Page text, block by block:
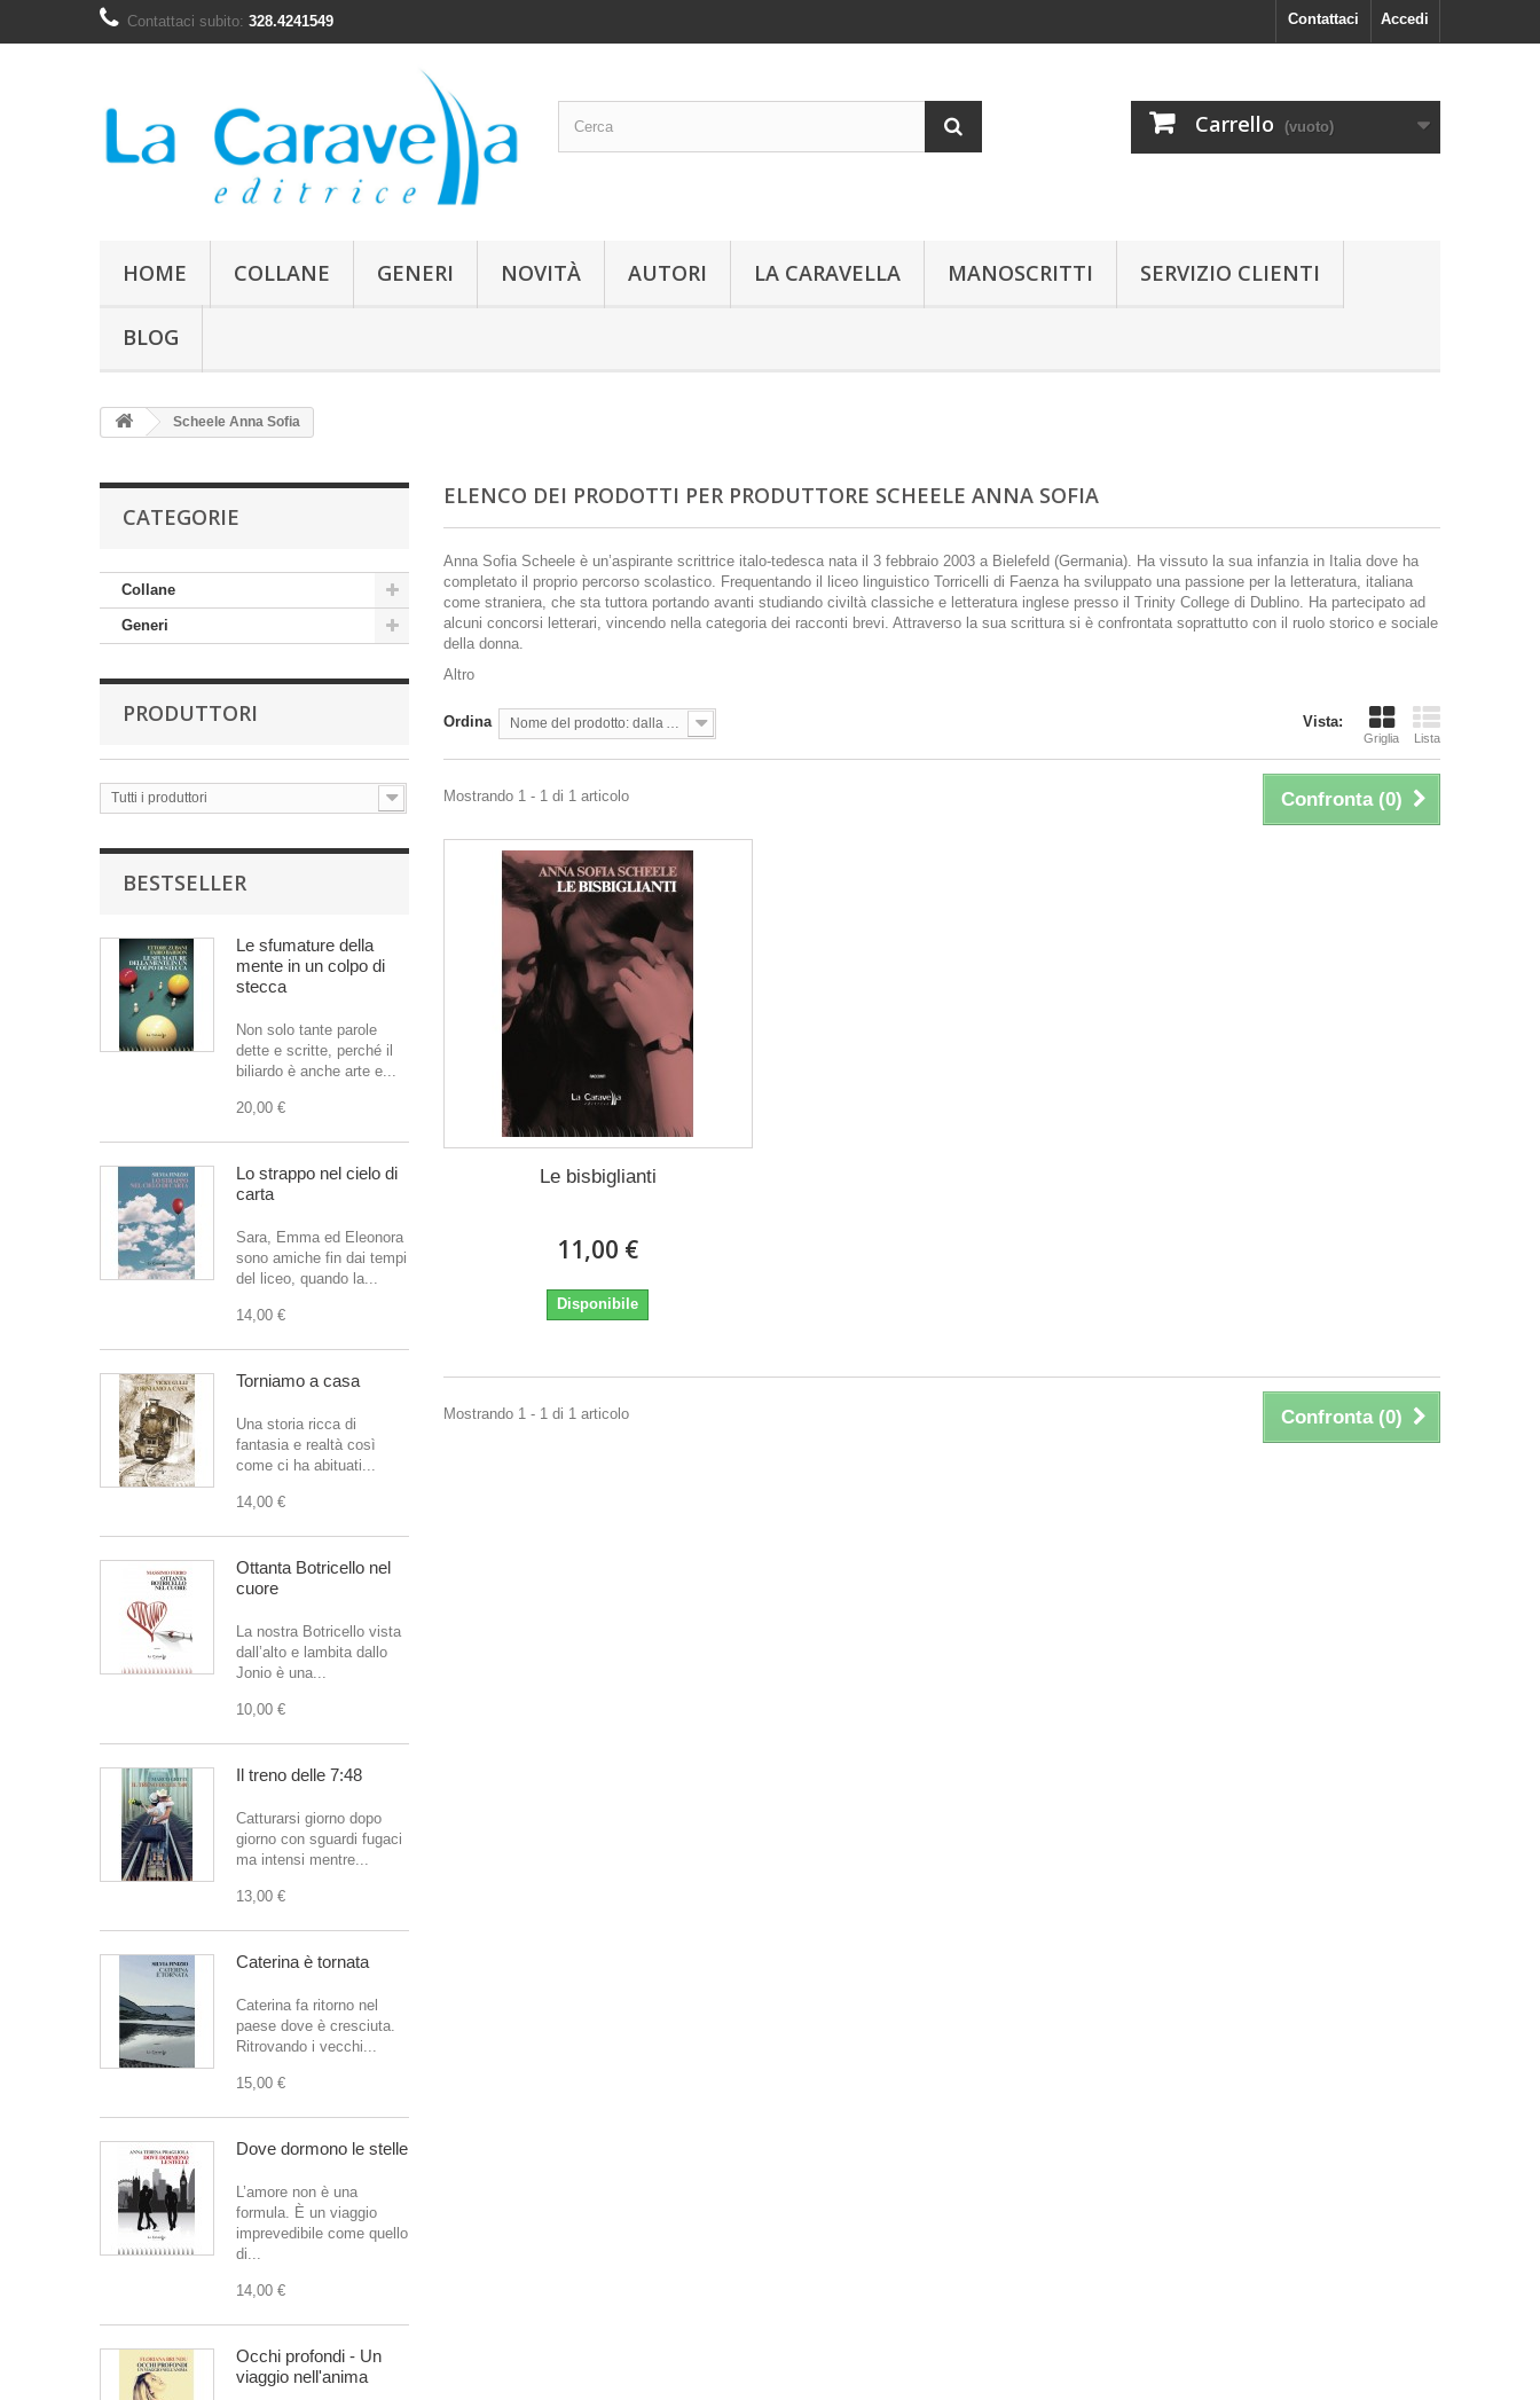
Accedi
Contattaci
Contattaci subito: 328.4241549
Carrello (vuoto)
HOME COLLANE GENERI NOVITÀ AUTORI LA CARAVELLA MANOSCRITTI SERVIZIO CLIENTI
BLOG
Scheele Anna Sofia
CATEGORIE
Collane
Generi
PRODUTTORI
Tutti i produttori
BESTSELLER
Le sfumature della
mente in un colpo di
stecca
Non solo tante parole
dette e scritte, perché il
biliardo è anche arte e...
20,00 €
Lo strappo nel cielo di
carta
Sara, Emma ed Eleonora
sono amiche fin dai tempi
del liceo, quando la...
14,00 €
Torniamo a casa
Una storia ricca di
fantasia e realtà così
come ci ha abituati...
14,00 €
Ottanta Botricello nel
cuore
La nostra Botricello vista
dall’alto e lambita dallo
Jonio è una...
10,00 €
Il treno delle 7:48
Catturarsi giorno dopo
giorno con sguardi fugaci
ma intensi mentre...
13,00 €
Caterina è tornata
Caterina fa ritorno nel
paese dove è cresciuta.
Ritrovando i vecchi...
15,00 €
Dove dormono le stelle
L’amore non è una
formula. È un viaggio
imprevedibile come quello
di...
14,00 €
Occhi profondi - Un
viaggio nell'anima
ELENCO DEI PRODOTTI PER PRODUTTORE SCHEELE ANNA SOFIA
Anna Sofia Scheele è un’aspirante scrittrice italo-tedesca nata il 3 febbraio 2003 a Bielefeld (Germania). Ha vissuto la sua infanzia in Italia dove ha
completato il proprio percorso scolastico. Frequentando il liceo linguistico Torricelli di Faenza ha sviluppato una passione per la letteratura, italiana
come straniera, che sta tuttora portando avanti studiando civiltà classiche e letteratura inglese presso il Trinity College di Dublino. Ha partecipato ad
alcuni concorsi letterari, vincendo nella categoria dei racconti brevi. Attraverso la sua scrittura si è confrontata soprattutto con il ruolo storico e sociale
della donna.
Altro
Vista:
Griglia Lista
Ordina Nome del prodotto: dalla A alla Z
Confronta (0)
Mostrando 1 - 1 di 1 articolo
Le bisbiglianti
11,00 €
Disponibile
Confronta (0)
Mostrando 1 - 1 di 1 articolo